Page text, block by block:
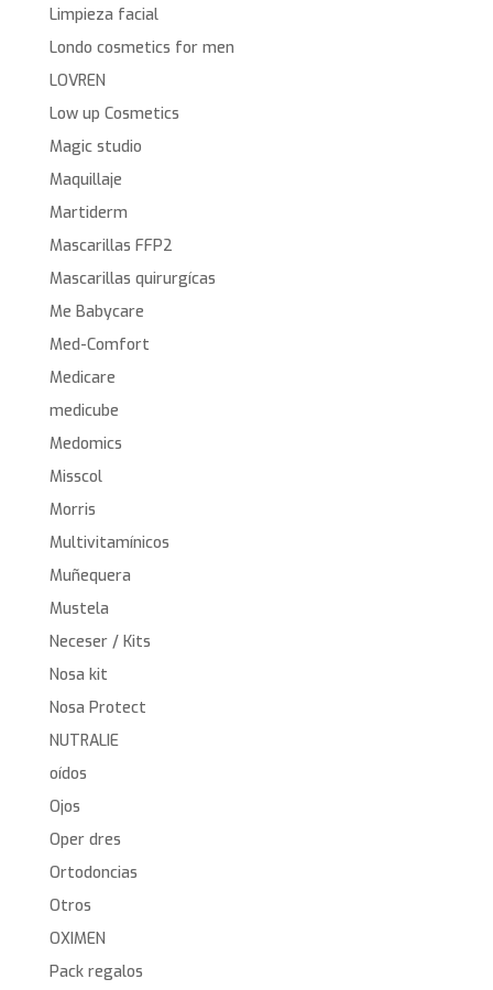
Limpieza facial
Londo cosmetics for men
LOVREN
Low up Cosmetics
Magic studio
Maquillaje
Martiderm
Mascarillas FFP2
Mascarillas quirurgícas
Me Babycare
Med-Comfort
Medicare
medicube
Medomics
Misscol
Morris
Multivitamínicos
Muñequera
Mustela
Neceser / Kits
Nosa kit
Nosa Protect
NUTRALIE
oídos
Ojos
Oper dres
Ortodoncias
Otros
OXIMEN
Pack regalos